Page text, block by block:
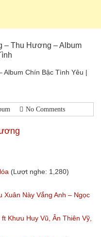
– Thu Hương – Album
Chín Bậc Tình Yêu |
No Comments
(Lượt nghe: 1,280)
Này Vắng Anh – Ngọc
2018
Khưu Huy Vũ, Ân Thiên Vỹ,